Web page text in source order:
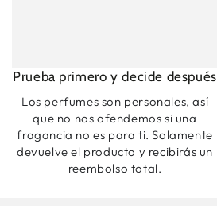
Prueba primero y decide después
Los perfumes son personales, así
que no nos ofendemos si una
fragancia no es para ti. Solamente
devuelve el producto y recibirás un
reembolso total.